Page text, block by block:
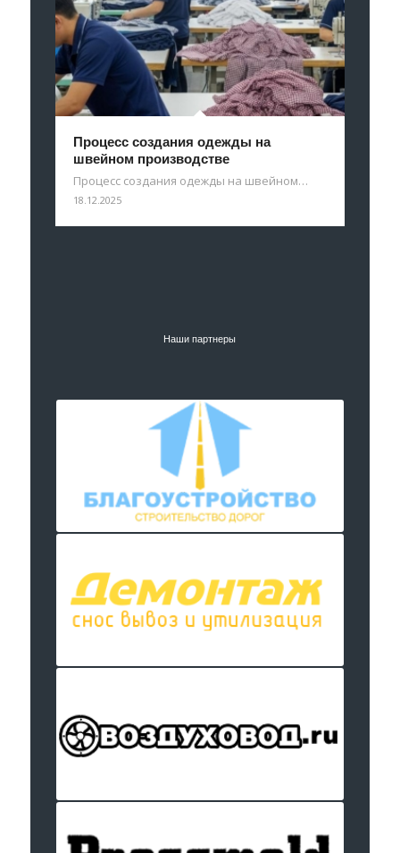
Процесс создания одежды на
швейном производстве
Процесс создания одежды на швейном…
18.12.2025
Наши партнеры